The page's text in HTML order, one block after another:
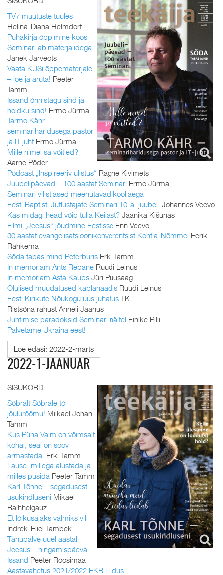
TV7 muutuste tuules
Helina-Diana Helmdorf
Pühakirja õppimine koos
Seminari abimaterjalidega
Janek Järveots
Vaata KUSi õppematerjale
– loe ja aruta! Peeter
Tamm
Issand õnnistagu sind ja
hoidku sind! Ermo Jürma
Tarmo Kähr –
seminariharidusega pastor
ja IT-juht Ermo Jürma
Mille nimel sa võitled?
Aarne Põder
Podcast „Inspireeriv ülistus“ Ragne Kivimets
Juubelipäevad – 100 aastat Seminari Ermo Jürma
Seminari vilistlased meenutavad kooliaega
Eesti Baptisti Jutlustajate Seminari 10-a. juubel. Johannes Veevo
Kas midagi head võib tulla Keilast? Jaanika Kišunas
Filmi „Jeesus“ jõudmine Eestisse Enn Veevo
30 aastat evangelisatsioonikonverentsist Kohtla-Nõmmel Eerik
Rahkema
Sõda tabas mind Peterburis Erki Tamm
In memoriam Ants Rebane Ruudi Leinus
In memoriam Asta Kaups Jüri Puusaag
Olulised muudatused kaplanaadis Ruudi Leinus
Eesti Kirikute Nõukogu uus juhatus TK
Ristsõna rahust Anneli Jaanus
Juhtimise paradoksid Seminari näitel Einike Pilli
Palvetame Ukraina eest!
Loe edasi: 2022-2-märts
2022-1-JAANUAR
SISUKORD
Sõbralt Sõbrale tõi
jõulurõõmu! Miikael Johan
Tamm
Kus Püha Vaim on võimsalt
kohal, seal on soov
armastada. Erki Tamm
Lause, millega alustada ja
milles püsida Peeter Tamm
Karl Tõnne – segadusest
usukindluseni Mikael
Raihhelgauz
Et lõikusajaks valmiks vili
Indrek-Eliel Tambek
Tänupalve uuel aastal
Jeesus ‒ hingamispäeva
Issand Peeter Roosimaa
Aastavahetus 2021/2022 EKB Liidus